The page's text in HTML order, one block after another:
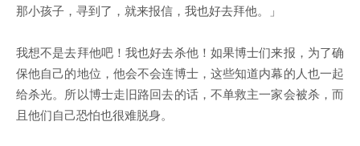
那小孩子，寻到了，就来报信，我也好去拜他。」
我想不是去拜他吧！我也好去杀他！如果博士们来报，为了确
保他自己的地位，他会不会连博士，这些知道内幕的人也一起
给杀光。所以博士走旧路回去的话，不单救主一家会被杀，而
且他们自己恐怕也很难脱身。